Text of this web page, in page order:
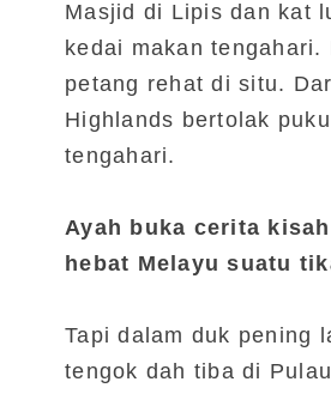
Masjid di Lipis dan kat
kedai makan tengahari.
petang rehat di situ.
Highlands bertolak
tengahari.
Ayah buka cerita
hebat Melayu suatu
Tapi dalam duk pening
tengok dah tiba di